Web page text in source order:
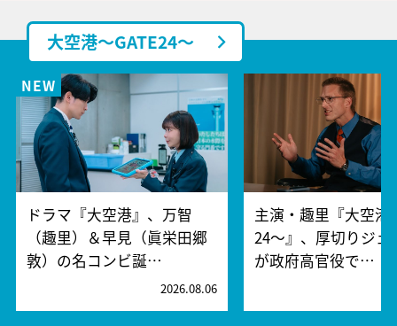
大空港～GATE24～
ドラマ『大空港』、万智
（趣里）＆早見（眞栄田郷
敦）の名コンビ誕…
2026.08.06
主演・趣里『大空港
24～』、厚切りジェ
が政府高官役で…